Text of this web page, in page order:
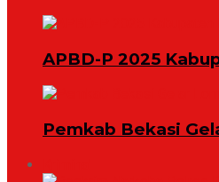
APBD-P 2025
Pemkab Bekasi